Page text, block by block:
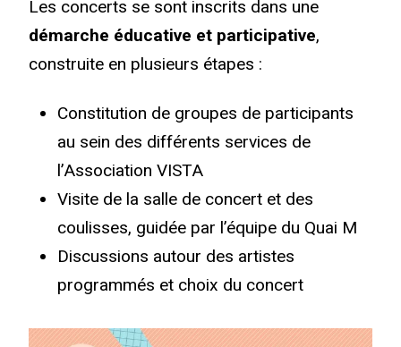
Les concerts se sont inscrits dans une
démarche éducative et participative,
construite en plusieurs étapes :
Constitution de groupes de participants
au sein des différents services de
l’Association VISTA
Visite de la salle de concert et des
coulisses, guidée par l’équipe du Quai M
Discussions autour des artistes
programmés et choix du concert